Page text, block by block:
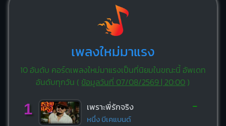
เพลงใหม่มาแรง
10 อันดับ คอร์ดเพลงใหม่มาแรงเป็นที่นิยมในขณะนี้ อัพเดท
อันดับทุกวัน ( ข้อมูลวันที่ 07/08/2569 | 20:00 )
1 เพราะพี่รักจริง
หนึ่ง บีเคแบนด์
-